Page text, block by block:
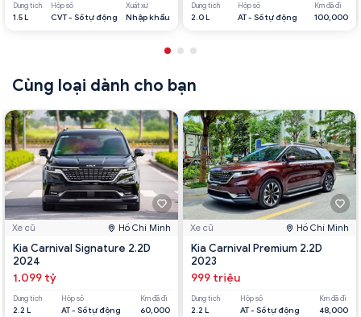
Dung tích
1.5 L
Hộp số
CVT - Số tự động
Xuất xứ
Nhập khẩu
Dung tích
2.0 L
Hộp số
AT - Số tự động
Km đã đi
100,000
Cùng loại dành cho bạn
Xe cũ Hồ Chí Minh
Kia Carnival Signature 2.2D
2024
1.099 tỷ
Dung tích
2.2 L
Hộp số
AT - Số tự động
Km đã đi
60,000
Xe cũ Hồ Chí Minh
Kia Carnival Premium 2.2D
2023
999 triệu
Dung tích
2.2 L
Hộp số
AT - Số tự động
Km đã đi
48,000